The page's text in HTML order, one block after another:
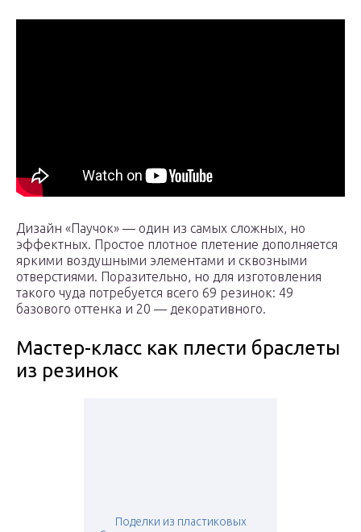
Дизайн «Паучок» — один из самых сложных, но
эффектных. Простое плотное плетение дополняется
яркими воздушными элементами и сквозными
отверстиями. Поразительно, но для изготовления
такого чуда потребуется всего 69 резинок: 49
базового оттенка и 20 — декоративного.
Мастер-класс как плести браслеты
из резинок
Поделки из пластиковых